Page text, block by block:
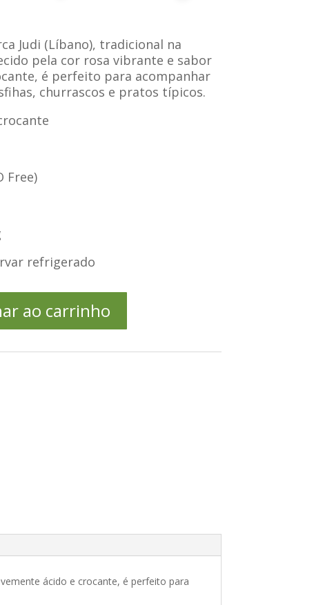
Judi (Líbano), tradicional na
pela cor rosa vibrante e sabor
é perfeito para acompanhar
churrascos e pratos típicos.
Free)
refrigerado
ao carrinho
ácido e crocante, é perfeito para